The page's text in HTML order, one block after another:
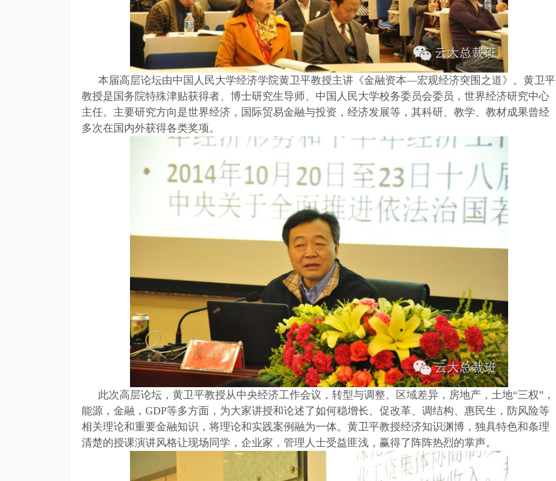
本届高层论坛由中国人民大学经济学院黄卫平教授主讲《金融资本—宏观经济突围之道》。黄卫平
教授是国务院特殊津贴获得者、博士研究生导师、中国人民大学校务委员会委员，世界经济研究中心
主任。主要研究方向是世界经济，国际贸易金融与投资，经济发展等，其科研、教学、教材成果曾经
多次在国内外获得各类奖项。
此次高层论坛，黄卫平教授从中央经济工作会议，转型与调整、区域差异，房地产，土地“三权”，
能源，金融，GDP等多方面，为大家讲授和论述了如何稳增长、促改革、调结构、惠民生，防风险等
相关理论和重要金融知识，将理论和实践案例融为一体。黄卫平教授经济知识渊博，独具特色和条理
清楚的授课演讲风格让现场同学，企业家，管理人士受益匪浅，赢得了阵阵热烈的掌声。